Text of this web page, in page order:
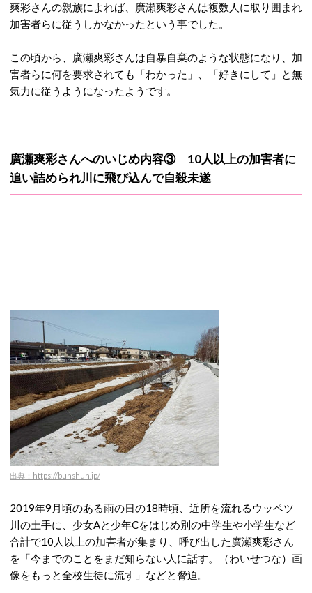
爽彩さんの親族によれば、廣瀬爽彩さんは複数人に取り囲まれ
加害者らに従うしかなかったという事でした。
この頃から、廣瀬爽彩さんは自暴自棄のような状態になり、加
害者らに何を要求されても「わかった」、「好きにして」と無
気力に従うようになったようです。
廣瀬爽彩さんへのいじめ内容③ 10人以上の加害者に
追い詰められ川に飛び込んで自殺未遂
出典：https://bunshun.jp/
2019年9月頃のある雨の日の18時頃、近所を流れるウッペツ
川の土手に、少女Aと少年Cをはじめ別の中学生や小学生など
合計で10人以上の加害者が集まり、呼び出した廣瀬爽彩さん
を「今までのことをまだ知らない人に話す。（わいせつな）画
像をもっと全校生徒に流す」などと脅迫。